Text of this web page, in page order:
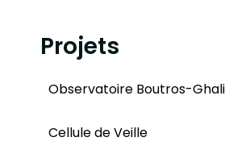
Projets
Observatoire Boutros-Ghali
Cellule de Veille